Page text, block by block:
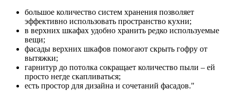
большое количество систем хранения позволяет
эффективно использовать пространство кухни;
в верхних шкафах удобно хранить редко используемые
вещи;
фасады верхних шкафов помогают скрыть гофру от
вытяжки;
гарнитур до потолка сокращает количество пыли – ей
просто негде скапливаться;
есть простор для дизайна и сочетаний фасадов."